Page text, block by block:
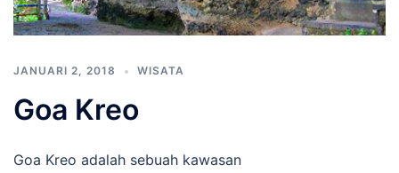
JANUARI 2, 2018 WISATA
Goa Kreo
Goa Kreo adalah sebuah kawasan